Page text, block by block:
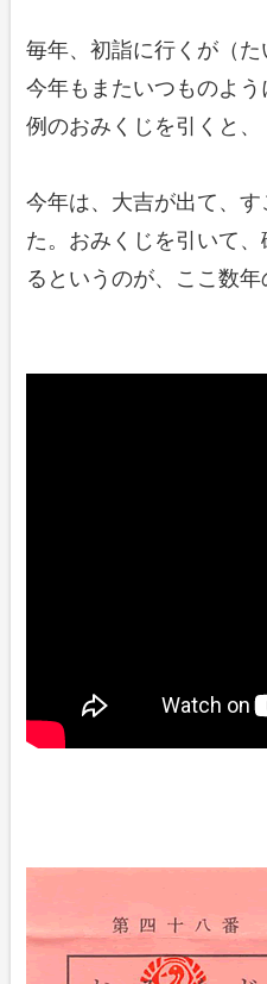
毎年、初詣に行くが（た
今年もまたいつものよ
例のおみくじを引くと、
今年は、大吉が出て、
た。おみくじを引いて
るというのが、ここ数年